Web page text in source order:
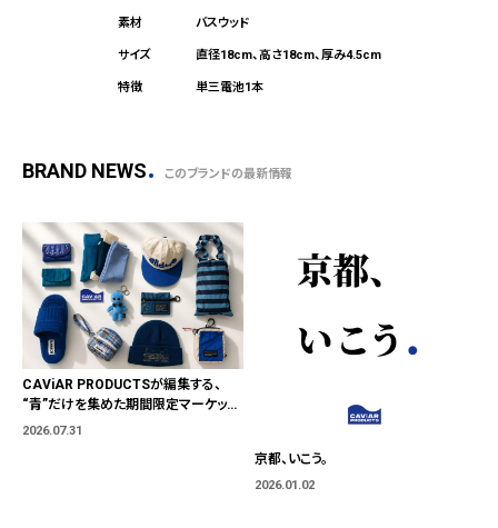
バスウッド
直径18cm、高さ18cm、厚み4.5cm
単三電池1本
BRAND NEWS このブランドの最新情報
CAViAR PRODUCTSが編集する、
“青”だけを集めた期間限定マーケット
「BLUE MARKET」が横浜に。ブランド
2026.07.31
京都、いこう。
2026.01.02